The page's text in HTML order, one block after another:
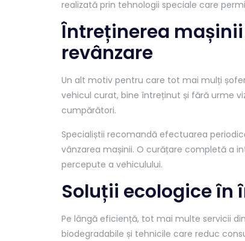
realizată prin tehnologii speciale care
Întreținerea
revânzare
Un alt motiv pentru care tot mai mulți
vehicul curat, bine întreținut și fără urme
cumpărători.
Specialiștii recomandă efectuarea
vânzarea mașinii. O curățare completă a
percepute a vehiculului.
Soluții ecologice în
Pe lângă eficiență, tot mai multe servicii
biodegradabile și tehnicile care reduc